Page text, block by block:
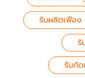
รับผลิตเฟือง
รั
รับกัด